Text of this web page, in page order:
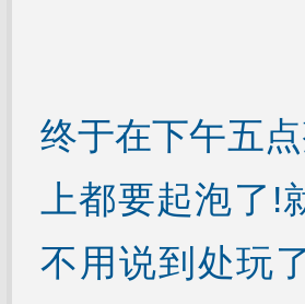
终于在下午五
上都要起泡了
不用说到处玩